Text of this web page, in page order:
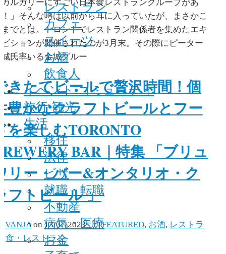
レストラン
カフェ
スイーツ
お酒
飲食人
イベント•コミュニティ
旅行•観光
生活
移住
法律
ビザ
就職・転職
不動産
病気・医療
お金
ルガリーにすごい日本食レストラングループがあ
」そんな噂は以前から耳に入っていたが、まさかこ
でとは。トロントでレストラン関係者を集めたエキ
ションが開催されたのが3月末。その際にピーター
氏率いる金城グルー
きたてビールで贅沢時間！個
豊かなクラフトビールとフー
を楽しむTORONTO
BAR｜特集 「ブリュ
リー・バー&オンタリオ・ク
フトビール 」
VANJA on13/07/2023 FEATURED, お酒, レストラ
食・レストラン